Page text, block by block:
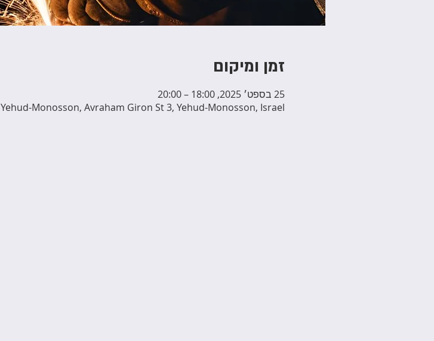
זמן ומיקום
25 בספט׳ 2025, 18:00 – 20:00
Yehud-Monosson, Avraham Giron St 3, Yehud-Monosson, Israel